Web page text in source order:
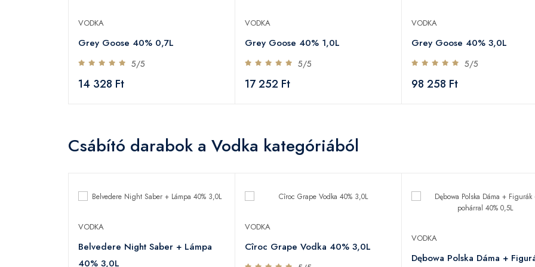
VODKA
Grey Goose 40% 0,7L
5/5
14 328 Ft
VODKA
Grey Goose 40% 1,0L
5/5
17 252 Ft
VODKA
Grey Goose 40% 3,0L
5/5
98 258 Ft
Csábító darabok a Vodka kategóriából
VODKA
Belvedere Night Saber + Lámpa
40% 3,0L
VODKA
Cîroc Grape Vodka 40% 3,0L
VODKA
Dębowa Polska Dáma +